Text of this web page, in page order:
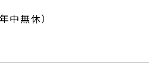
無休）